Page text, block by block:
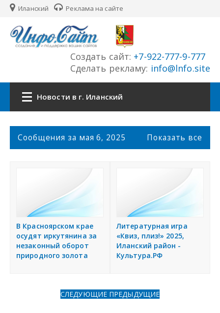
Иланский Реклама на сайте
Создать сайт: +7-922-777-9-777
Сделать рекламу: info@lnfo.site
Новости в г. Иланский
Главная
История города
Разместить объявление
Регионы России
Создание сайтов
Сообщения за мая 6, 2025 Показать все
В Красноярском крае
осудят иркутянина за
незаконный оборот
природного золота
Литературная игра
«Квиз, плиз!» 2025,
Иланский район -
Культура.РФ
СЛЕДУЮЩИЕ ПРЕДЫДУЩИЕ